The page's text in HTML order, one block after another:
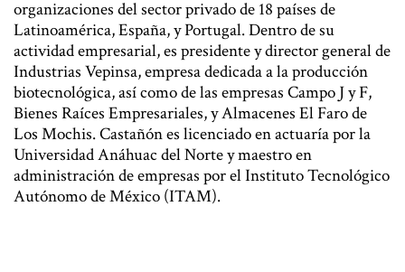
organizaciones del sector privado de 18 países de
Latinoamérica, España, y Portugal. Dentro de su
actividad empresarial, es presidente y director general de
Industrias Vepinsa, empresa dedicada a la producción
biotecnológica, así como de las empresas Campo J y F,
Bienes Raíces Empresariales, y Almacenes El Faro de
Los Mochis. Castañón es licenciado en actuaría por la
Universidad Anáhuac del Norte y maestro en
administración de empresas por el Instituto Tecnológico
Autónomo de México (ITAM).